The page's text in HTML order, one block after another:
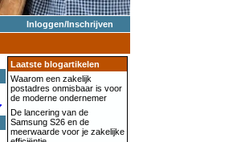
Inloggen/Inschrijven
Laatste blogartikelen
Waarom een zakelijk
postadres onmisbaar is voor
de moderne ondernemer
De lancering van de
Samsung S26 en de
meerwaarde voor je zakelijke